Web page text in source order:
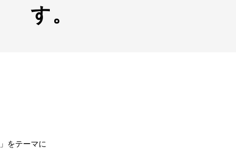
す。
をテーマに